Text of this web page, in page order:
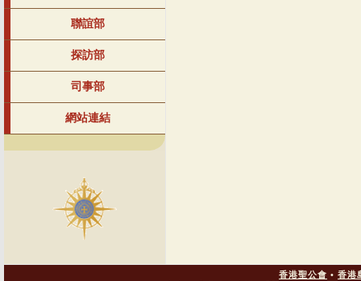
聯誼部
探訪部
司事部
網站連結
香港聖公會 • 香港